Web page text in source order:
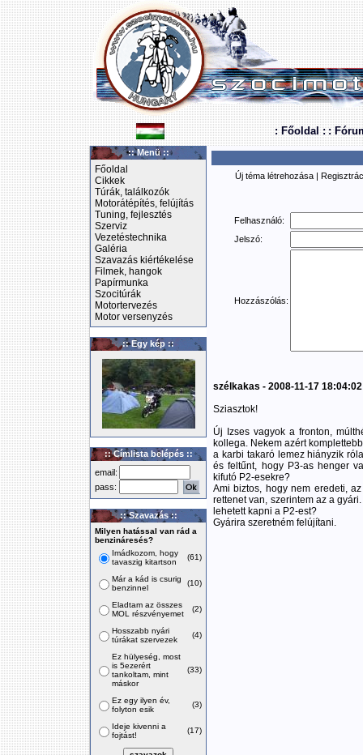
: Főoldal : :
:: Menü ::
Főoldal
Cikkek
Túrák, találkozók
Motorátépítés, felújítás
Tuning, fejlesztés
Szerviz
Vezetéstechnika
Galéria
Szavazás kiértékelése
Filmek, hangok
Papírmunka
Szocitúrák
Motortervezés
Motor versenyzés
:: Egy kép ::
:: Címlista belépés ::
email:
pass:
:: Szavazás ::
Milyen hatással van rád a
benzináresés?
Imádkozom, hogy
tavaszig kitartson
(61)
Már a kád is csurig
benzinnel
(10)
Eladtam az összes
MOL részvényemet
(2)
Hosszabb nyári
túrákat szervezek
(4)
Ez hülyeség, most
is 5ezerért
tankoltam, mint
máskor
(33)
Ez egy ilyen év,
folyton esik
(3)
Ideje kivenni a
fojtást!
(17)
Új téma létrehozása |
Felhasználó:
Jelszó:
Hozzászólás:
szélkakas - 2008-11-17 18:04:02
Sziasztok!
Új Izses vagyok a fronton,
kollega. Nekem azért
a karbi takaró lemez hiányzik
és feltűnt, hogy P3-as henger
kifutó P2-esekre?
Ami biztos, hogy nem eredeti,
rettenet van, szerintem az a
lehetett kapni a P2-est?
Gyárira szeretném felújítani.